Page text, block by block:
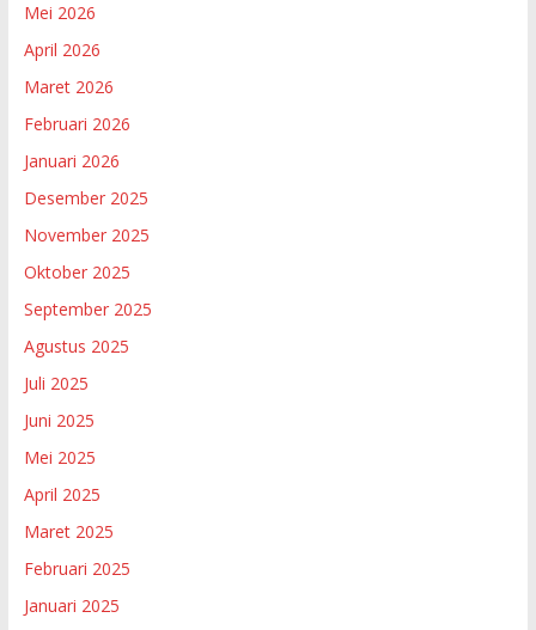
Mei 2026
April 2026
Maret 2026
Februari 2026
Januari 2026
Desember 2025
November 2025
Oktober 2025
September 2025
Agustus 2025
Juli 2025
Juni 2025
Mei 2025
April 2025
Maret 2025
Februari 2025
Januari 2025